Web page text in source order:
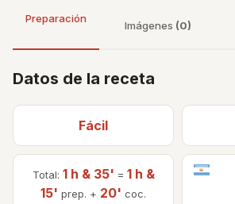
Preparación
Imágenes (0)
Datos de la receta
Fácil
Total: 1 h & 35' = 1 h &
15' prep. + 20' coc.